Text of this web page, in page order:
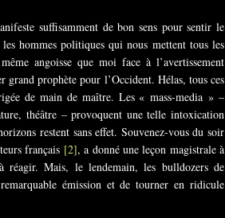
suffisamment de bon sens pour sentir le
hommes politiques qui nous mettent tous les
angoisse que moi face à l’avertissement
prophète pour l’Occident. Hélas, tous ces
de main de maître. Les « mass-media » –
théâtre – provoquent une telle intoxication
restent sans effet. Souvenez-vous du soir
français [2], a donné une leçon magistrale à
réagir. Mais, le lendemain, les bulldozers de
émission et de tourner en ridicule